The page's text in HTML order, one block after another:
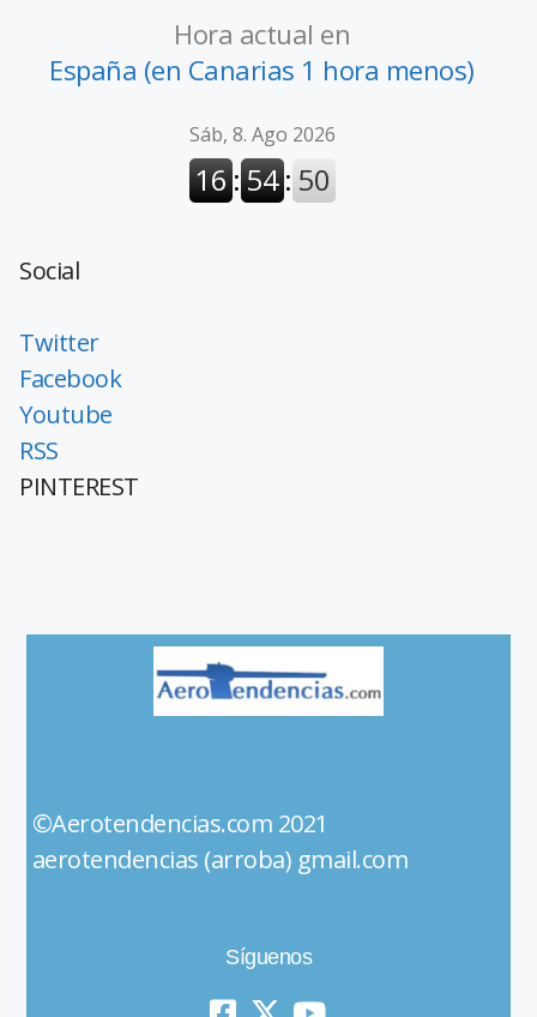
Hora actual en
España (en Canarias 1 hora menos)
Social
Twitter
Facebook
Youtube
RSS
PINTEREST
©Aerotendencias.com 2021
aerotendencias (arroba) gmail.com
Síguenos